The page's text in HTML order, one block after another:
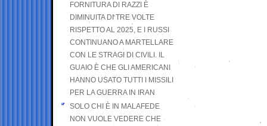
FORNITURA DI RAZZI È
DIMINUITA DI TRE VOLTE
RISPETTO AL 2025, E I RUSSI
CONTINUANO A MARTELLARE
CON LE STRAGI DI CIVILI. IL
GUAIO È CHE GLI AMERICANI
HANNO USATO TUTTI I MISSILI
PER LA GUERRA IN IRAN
SOLO CHI È IN MALAFEDE
NON VUOLE VEDERE CHE